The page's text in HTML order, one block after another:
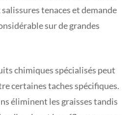
tenaces et demande
sur de grandes
chimiques spécialisés peut
certaines taches spécifiques.
éliminent les graisses tandis